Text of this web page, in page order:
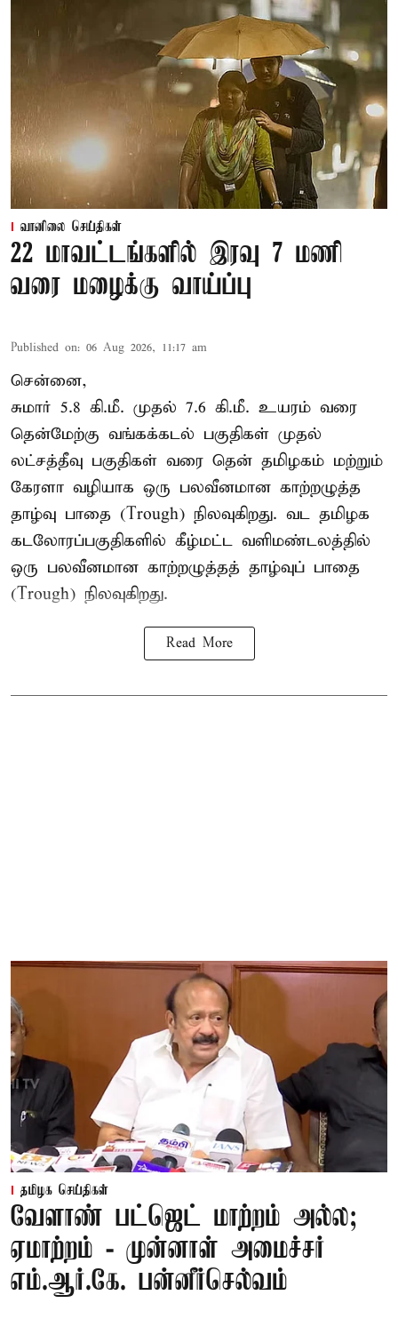
வானிலை செய்திகள்
22 மாவட்டங்களில் இரவு 7 மணி
வரை மழைக்கு வாய்ப்பு
Published on: 06 Aug 2026, 11:17 am
சென்னை,
சுமார் 5.8 கி.மீ. முதல் 7.6 கி.மீ. உயரம் வரை
தென்மேற்கு வங்கக்கடல் பகுதிகள் முதல்
லட்சத்தீவு பகுதிகள் வரை தென் தமிழகம் மற்றும்
கேரளா வழியாக ஒரு பலவீனமான காற்றழுத்த
தாழ்வு பாதை (Trough) நிலவுகிறது. வட தமிழக
கடலோரப்பகுதிகளில் கீழ்மட்ட வளிமண்டலத்தில்
ஒரு பலவீனமான காற்றழுத்தத் தாழ்வுப் பாதை
(Trough) நிலவுகிறது.
Read More
தமிழக செய்திகள்
வேளாண் பட்ஜெட் மாற்றம் அல்ல;
ஏமாற்றம் - முன்னாள் அமைச்சர்
எம்.ஆர்.கே. பன்னீர்செல்வம்